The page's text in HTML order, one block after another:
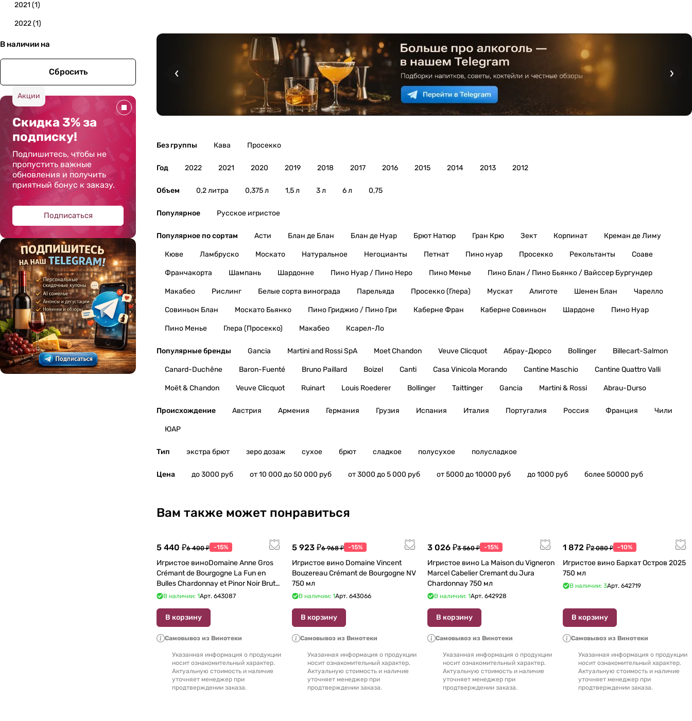
2021 (1)
2022(1)
В наличии на
Сбросить
Акции
Скидка 3% за
подписку!
Подпишитесь, чтобы не
пропустить важные
обновления и получить
приятный бонус к заказу.
Подписаться
Без группы Кава Просекко
Год 2022 2021 2020 2019 2018 2017 2016 2015 2014 2013 2012
Объем 0,2 литра 0,375 л 1,5 л 3 л 6 л 0,75
Популярное Русское игристое
Популярное по сортам Асти Блан де Блан Блан де Нуар Брют Натюр Гран Крю Зект Корпинат Креман де Лиму
Кюве Ламбруско Москато Натуральное Негоцианты Петнат Пино нуар Просекко Рекольтанты Соаве
Франчакорта Шампань Шардонне Пино Нуар / Пино Неро Пино Менье Пино Блан / Пино Бьянко / Вайссер Бургундер
Макабео Рислинг Белые сорта винограда Парельяда Просекко (Глера) Мускат Алиготе Шенен Блан Чарелло
Совиньон Блан Москато Бьянко Пино Гриджио / Пино Гри Каберне Фран Каберне Совиньон Шардоне Пино Нуар
Пино Менье Глера (Просекко) Макабео Ксарел-Ло
Популярные бренды Gancia Martini and Rossi SpA Moet Chandon Veuve Clicquot Абрау-Дюрсо Bollinger Billecart-Salmon
Canard-Duchêne Baron-Fuenté Bruno Paillard Boizel Canti Casa Vinicola Morando Cantine Maschio Cantine Quattro Valli
Moët & Chandon Veuve Clicquot Ruinart Louis Roederer Bollinger Taittinger Gancia Martini & Rossi Abrau-Durso
Происхождение Австрия Армения Германия Грузия Испания Италия Португалия Россия Франция Чили
ЮАР
Тип экстра брют зеро дозаж сухое брют сладкое полусухое полусладкое
Цена до 3000 руб от 10 000 до 50 000 руб от 3000 до 5 000 руб от 5000 до 10000 руб до 1000 руб более 50000 руб
Вам также может понравиться
5 440 ₽6 400 ₽ -15%
Игристое виноDomaine Anne Gros
Crémant de Bourgogne La Fun en
Bulles Chardonnay et Pinor Noir Brut
750 мл
В наличии: 1Арт. 643087
В корзину
Самовывоз из Винотеки
Указанная информация о продукции
носит ознакомительный характер.
Актуальную стоимость и наличие
уточняет менеджер при
продтверждении заказа.
5 923 ₽6 968 ₽ -15%
Игристое вино Domaine Vincent
Bouzereau Crémant de Bourgogne NV
750 мл
В наличии: 1Арт. 643066
В корзину
Самовывоз из Винотеки
Указанная информация о продукции
носит ознакомительный характер.
Актуальную стоимость и наличие
уточняет менеджер при
продтверждении заказа.
3 026 ₽3 560 ₽ -15%
Игристое вино La Maison du Vigneron
Marcel Cabelier Cremant du Jura
Chardonnay 750 мл
В наличии: 1Арт. 642928
В корзину
Самовывоз из Винотеки
Указанная информация о продукции
носит ознакомительный характер.
Актуальную стоимость и наличие
уточняет менеджер при
продтверждении заказа.
1 872 ₽2 080 ₽ -10%
Игристое вино Бархат Остров 2025
750 мл
В наличии: 3Арт. 642719
В корзину
Самовывоз из Винотеки
Указанная информация о продукции
носит ознакомительный характер.
Актуальную стоимость и наличие
уточняет менеджер при
продтверждении заказа.